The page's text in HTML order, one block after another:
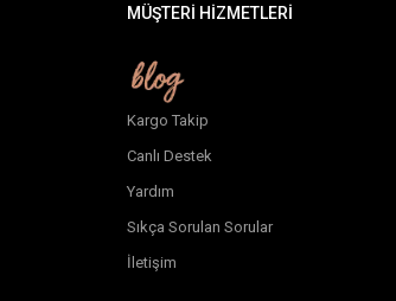
MÜŞTERİ HİZMETLERİ
Kargo Takip
Canlı Destek
Yardım
Sıkça Sorulan Sorular
İletişim